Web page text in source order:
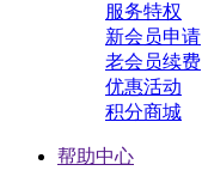
服务特权
新会员申请
老会员续费
优惠活动
积分商城
帮助中心